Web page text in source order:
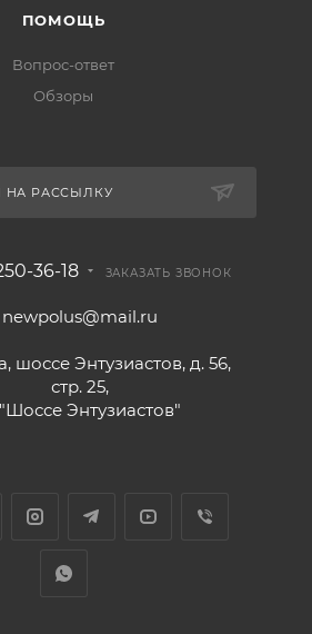
ПОМОЩЬ
Вопрос-ответ
Обзоры
НА РАССЫЛКУ
36-18 ЗАКАЗАТЬ ЗВОНОК
newpolus@mail.ru
шоссе Энтузиастов, д. 56,
стр. 25,
Энтузиастов"